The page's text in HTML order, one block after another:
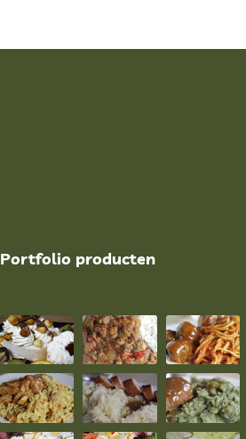
Portfolio producten